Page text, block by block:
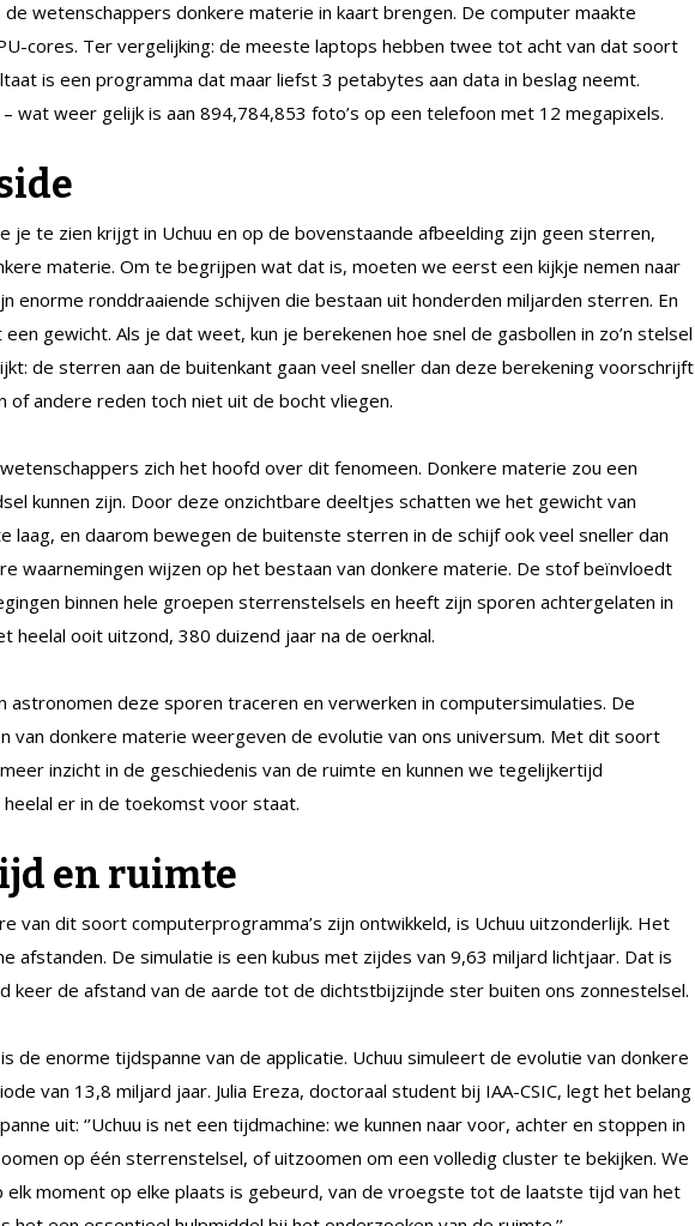
de wetenschappers donkere materie in kaart brengen. De computer maakte
cores. Ter vergelijking: de meeste laptops hebben twee tot acht van dat soort
is een programma dat maar liefst 3 petabytes aan data in beslag neemt.
wat weer gelijk is aan 894,784,853 foto’s op een telefoon met 12 megapixels.
je te zien krijgt in Uchuu en op de bovenstaande afbeelding zijn geen sterren,
materie. Om te begrijpen wat dat is, moeten we eerst een kijkje nemen naar
enorme ronddraaiende schijven die bestaan uit honderden miljarden sterren. En
gewicht. Als je dat weet, kun je berekenen hoe snel de gasbollen in zo’n stelsel
de sterren aan de buitenkant gaan veel sneller dan deze berekening voorschrijft
of andere reden toch niet uit de bocht vliegen.
zich het hoofd over dit fenomeen. Donkere materie zou een
kunnen zijn. Door deze onzichtbare deeltjes schatten we het gewicht van
laag, en daarom bewegen de buitenste sterren in de schijf ook veel sneller dan
waarnemingen wijzen op het bestaan van donkere materie. De stof beïnvloedt
binnen hele groepen sterrenstelsels en heeft zijn sporen achtergelaten in
heelal ooit uitzond, 380 duizend jaar na de oerknal.
astronomen deze sporen traceren en verwerken in computersimulaties. De
van donkere materie weergeven de evolutie van ons universum. Met dit soort
inzicht in de geschiedenis van de ruimte en kunnen we tegelijkertijd
er in de toekomst voor staat.
en ruimte
van dit soort computerprogramma’s zijn ontwikkeld, is Uchuu uitzonderlijk. Het
afstanden. De simulatie is een kubus met zijdes van 9,63 miljard lichtjaar. Dat is
keer de afstand van de aarde tot de dichtstbijzijnde ster buiten ons zonnestelsel.
de enorme tijdspanne van de applicatie. Uchuu simuleert de evolutie van donkere
van 13,8 miljard jaar. Julia Ereza, doctoraal student bij IAA-CSIC, legt het belang
uit: ‘’Uchuu is net een tijdmachine: we kunnen naar voor, achter en stoppen in
op één sterrenstelsel, of uitzoomen om een volledig cluster te bekijken. We
elk moment op elke plaats is gebeurd, van de vroegste tot de laatste tijd van het